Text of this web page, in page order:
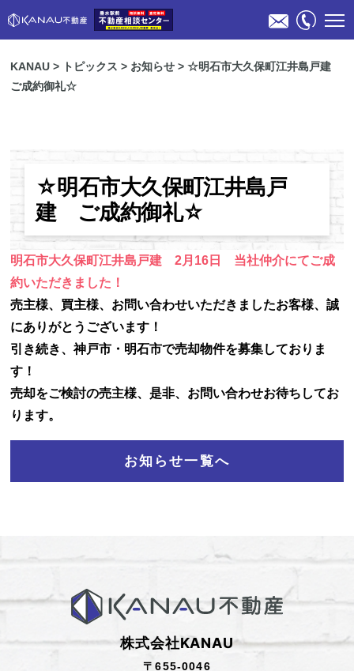
物件検索
不動産売却のご相談
スタッフ紹介
会社概要
お知らせ
KANAU > トピックス > お知らせ >☆明石市大久保町江井島戸建
ご成約御礼☆
☆明石市大久保町江井島戸
建 ご成約御礼☆
明石市大久保町江井島戸建 2月16日 当社仲介にてご成
約いただきました！
売主様、買主様、お問い合わせいただきましたお客様、誠
にありがとうございます！
引き続き、神戸市・明石市で売却物件を募集しておりま
す！
売却をご検討の売主様、是非、お問い合わせお待ちしてお
ります。
お知らせ一覧へ
株式会社KANAU
〒655-0046